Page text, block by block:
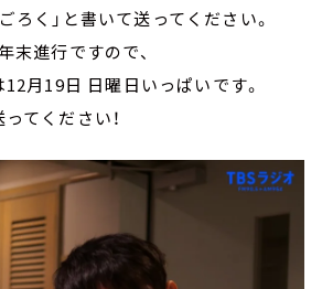
ろく」と書いて送ってください。
末進行ですので、
月19日 日曜日いっぱいです。
てください！